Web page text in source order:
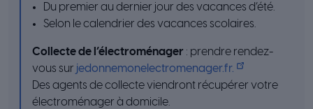
Du premier au dernier jour des vacances d’été.
Selon le calendrier des vacances scolaires.
Collecte de l’électroménager : prendre rendez-
vous sur jedonnemonelectromenager.fr.
Des agents de collecte viendront récupérer votre
électroménager à domicile.